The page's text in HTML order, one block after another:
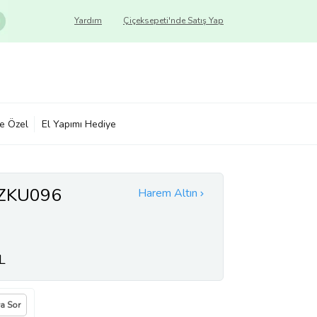
Çiçeksepeti'nde Satış Yap
Yardım
Özel El Yapımı Hediye
Harem Altın
Sor